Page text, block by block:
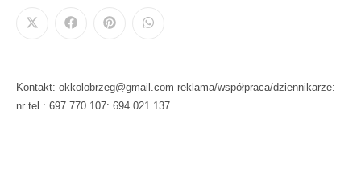
Kontakt: okkolobrzeg@gmail.com reklama/współpraca/dziennikarze:
nr tel.: 697 770 107: 694 021 137